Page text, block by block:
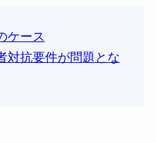
ケース
対抗要件が問題とな